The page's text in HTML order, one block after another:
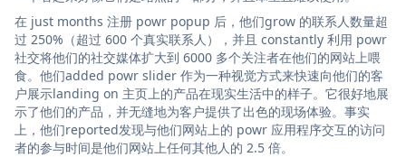
在 just months 注册 powr popup 后，他们grow 的联系人数量超
过 250%（超过 600 个真实联系人），并且 constantly 利用 powr
社交将他们的社交媒体扩大到 6000 多个关注者在他们的网站上喂
食。他们added powr slider 作为一种视觉方式来快速向他们的客
户展示landing on 主页上的产品在现实生活中的样子。它很好地展
示了他们的产品，并无缝地为客户提供了出色的现场体验。事实
上，他们reported发现与他们网站上的 powr 应用程序交互的访问
者的参与时间是他们网站上任何其他人的 2.5 倍。